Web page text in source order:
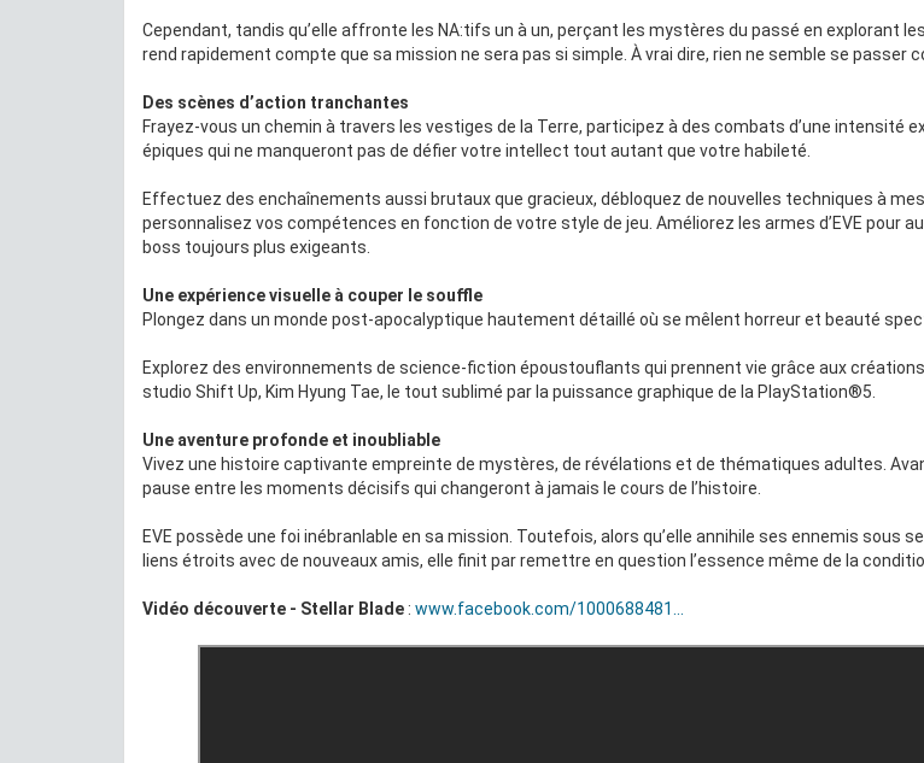
Cependant, tandis qu’elle affronte les NA:tifs un à un, perçant les mystères du passé en explorant
rend rapidement compte que sa mission ne sera pas si simple. À vrai dire, rien ne semble se passer
Des scènes d’action tranchantes
Frayez-vous un chemin à travers les vestiges de la Terre, participez à des combats d’une intensité
épiques qui ne manqueront pas de défier votre intellect tout autant que votre habileté.
Effectuez des enchaînements aussi brutaux que gracieux, débloquez de nouvelles techniques à
personnalisez vos compétences en fonction de votre style de jeu. Améliorez les armes d’EVE pour
boss toujours plus exigeants.
Une expérience visuelle à couper le souffle
Plongez dans un monde post-apocalyptique hautement détaillé où se mêlent horreur et beauté
Explorez des environnements de science-fiction époustouflants qui prennent vie grâce aux
studio Shift Up, Kim Hyung Tae, le tout sublimé par la puissance graphique de la PlayStation®5.
Une aventure profonde et inoubliable
Vivez une histoire captivante empreinte de mystères, de révélations et de thématiques adultes.
pause entre les moments décisifs qui changeront à jamais le cours de l’histoire.
EVE possède une foi inébranlable en sa mission. Toutefois, alors qu’elle annihile ses ennemis sous
liens étroits avec de nouveaux amis, elle finit par remettre en question l’essence même de la
Vidéo découverte - Stellar Blade : www.facebook.com/1000688481...